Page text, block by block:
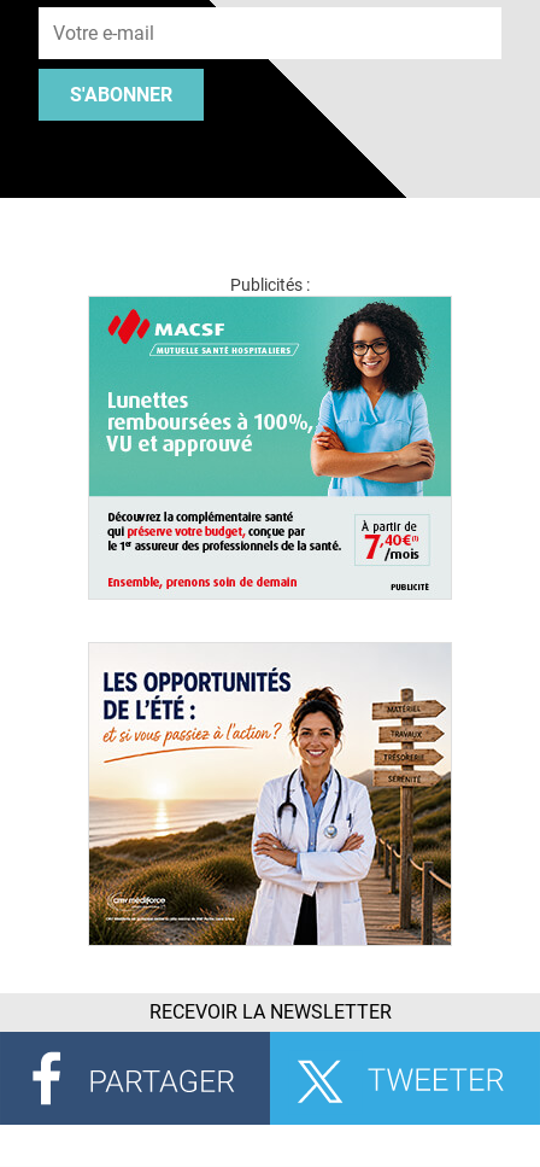
S'ABONNER
Publicités :
RECEVOIR LA NEWSLETTER